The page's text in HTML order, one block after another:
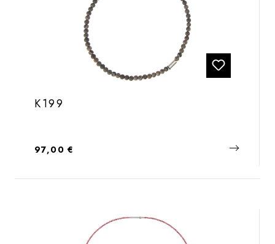
K199
Regulärer Preis:
97,00 €